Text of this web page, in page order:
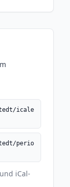
icale
perio
iCal-